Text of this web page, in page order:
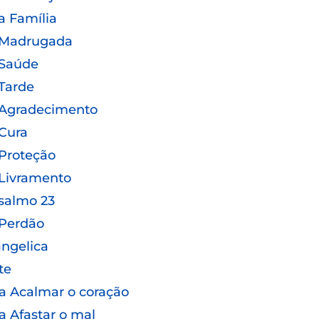
Família
23
Acalmar o coração
Afastar o mal